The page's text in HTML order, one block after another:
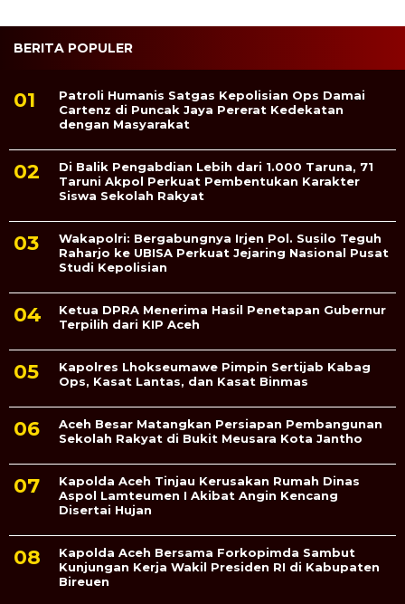
BERITA POPULER
Patroli Humanis Satgas Kepolisian Ops Damai
Cartenz di Puncak Jaya Pererat Kedekatan
dengan Masyarakat
Di Balik Pengabdian Lebih dari 1.000 Taruna, 71
Taruni Akpol Perkuat Pembentukan Karakter
Siswa Sekolah Rakyat
Wakapolri: Bergabungnya Irjen Pol. Susilo Teguh
Raharjo ke UBISA Perkuat Jejaring Nasional Pusat
Studi Kepolisian
Ketua DPRA Menerima Hasil Penetapan Gubernur
Terpilih dari KIP Aceh
Kapolres Lhokseumawe Pimpin Sertijab Kabag
Ops, Kasat Lantas, dan Kasat Binmas
Aceh Besar Matangkan Persiapan Pembangunan
Sekolah Rakyat di Bukit Meusara Kota Jantho
Kapolda Aceh Tinjau Kerusakan Rumah Dinas
Aspol Lamteumen I Akibat Angin Kencang
Disertai Hujan
Kapolda Aceh Bersama Forkopimda Sambut
Kunjungan Kerja Wakil Presiden RI di Kabupaten
Bireuen